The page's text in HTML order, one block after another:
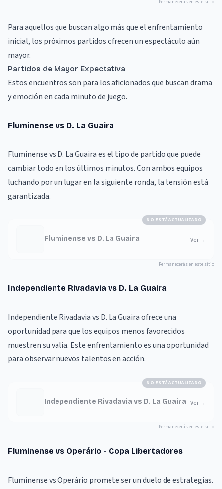
Permanecerás en este sitio
Para aquellos que buscan algo más que el enfrentamiento
inicial, los próximos partidos ofrecen un espectáculo aún
mayor.
Partidos de Mayor Expectativa
Estos encuentros son para los aficionados que buscan drama
y emoción en cada minuto de juego.
Fluminense vs D. La Guaira
Fluminense vs D. La Guaira es el tipo de partido que puede
cambiar todo en los últimos minutos. Con ambos equipos
luchando por un lugar en la siguiente ronda, la tensión está
garantizada.
NO ESTÁ ACTUALIZADO
Fluminense vs D. La Guaira Ver →
Permanecerás en este sitio
Independiente Rivadavia vs D. La Guaira
Independiente Rivadavia vs D. La Guaira ofrece una
oportunidad para que los equipos menos favorecidos
muestren su valía. Este enfrentamiento es una oportunidad
para observar nuevos talentos en acción.
NO ESTÁ ACTUALIZADO
Independiente Rivadavia vs D. La Guaira Ver →
Permanecerás en este sitio
Fluminense vs Operário - Copa Libertadores
Fluminense vs Operário promete ser un duelo de estrategias.